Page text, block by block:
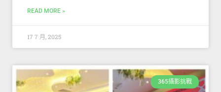
READ MORE »
17 7 月, 2025
365攝影挑戰